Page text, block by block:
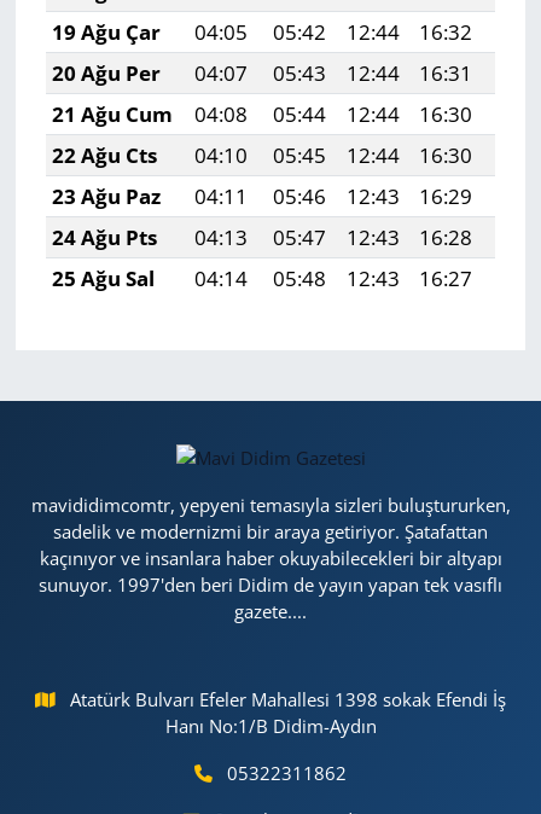
19 Ağu Çar
04:05 05:42 12:44 16:32
20 Ağu Per
04:07 05:43 12:44 16:31
21 Ağu Cum
04:08 05:44 12:44 16:30
22 Ağu Cts
04:10 05:45 12:44 16:30
23 Ağu Paz
04:11 05:46 12:43 16:29
24 Ağu Pts
04:13 05:47 12:43 16:28
25 Ağu Sal
04:14 05:48 12:43 16:27
mavididimcomtr, yepyeni temasıyla sizleri buluştururken,
sadelik ve modernizmi bir araya getiriyor. Şatafattan
kaçınıyor ve insanlara haber okuyabilecekleri bir altyapı
sunuyor. 1997'den beri Didim de yayın yapan tek vasıflı
gazete....
Atatürk Bulvarı Efeler Mahallesi 1398 sokak Efendi İş
Hanı No:1/B Didim-Aydın
05322311862